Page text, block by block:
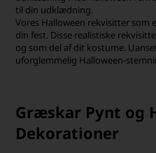
til din udklædning.
Vores Halloween rekvisitter som
din fest. Disse realistiske
og som del af dit kostume.
uforglemmelig Halloween-
Græskar Pynt og
Dekorationer